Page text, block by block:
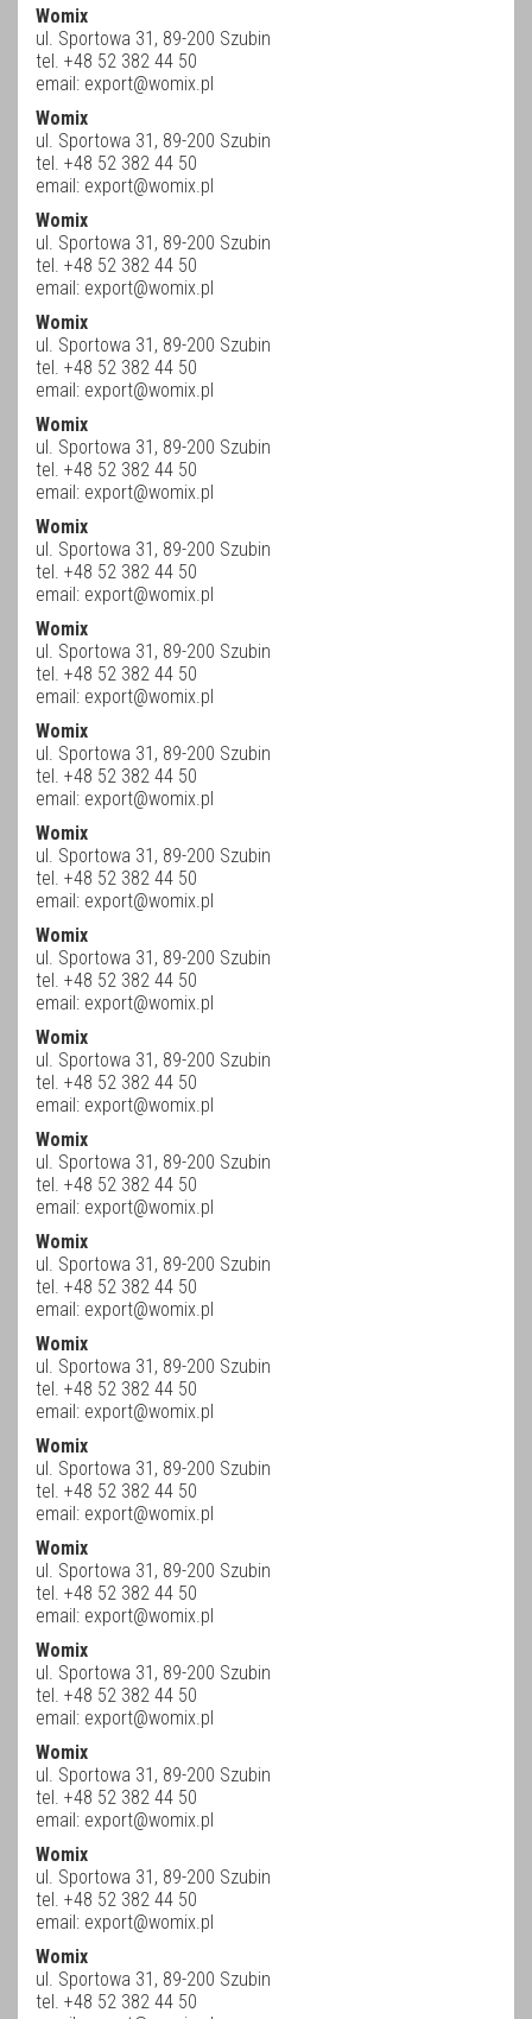
Womix
ul. Sportowa 31, 89-200 Szubin
tel. +48 52 382 44 50
email: export@womix.pl
Womix
ul. Sportowa 31, 89-200 Szubin
tel. +48 52 382 44 50
email: export@womix.pl
Womix
ul. Sportowa 31, 89-200 Szubin
tel. +48 52 382 44 50
email: export@womix.pl
Womix
ul. Sportowa 31, 89-200 Szubin
tel. +48 52 382 44 50
email: export@womix.pl
Womix
ul. Sportowa 31, 89-200 Szubin
tel. +48 52 382 44 50
email: export@womix.pl
Womix
ul. Sportowa 31, 89-200 Szubin
tel. +48 52 382 44 50
email: export@womix.pl
Womix
ul. Sportowa 31, 89-200 Szubin
tel. +48 52 382 44 50
email: export@womix.pl
Womix
ul. Sportowa 31, 89-200 Szubin
tel. +48 52 382 44 50
email: export@womix.pl
Womix
ul. Sportowa 31, 89-200 Szubin
tel. +48 52 382 44 50
email: export@womix.pl
Womix
ul. Sportowa 31, 89-200 Szubin
tel. +48 52 382 44 50
email: export@womix.pl
Womix
ul. Sportowa 31, 89-200 Szubin
tel. +48 52 382 44 50
email: export@womix.pl
Womix
ul. Sportowa 31, 89-200 Szubin
tel. +48 52 382 44 50
email: export@womix.pl
Womix
ul. Sportowa 31, 89-200 Szubin
tel. +48 52 382 44 50
email: export@womix.pl
Womix
ul. Sportowa 31, 89-200 Szubin
tel. +48 52 382 44 50
email: export@womix.pl
Womix
ul. Sportowa 31, 89-200 Szubin
tel. +48 52 382 44 50
email: export@womix.pl
Womix
ul. Sportowa 31, 89-200 Szubin
tel. +48 52 382 44 50
email: export@womix.pl
Womix
ul. Sportowa 31, 89-200 Szubin
tel. +48 52 382 44 50
email: export@womix.pl
Womix
ul. Sportowa 31, 89-200 Szubin
tel. +48 52 382 44 50
email: export@womix.pl
Womix
ul. Sportowa 31, 89-200 Szubin
tel. +48 52 382 44 50
email: export@womix.pl
Womix
ul. Sportowa 31, 89-200 Szubin
tel. +48 52 382 44 50